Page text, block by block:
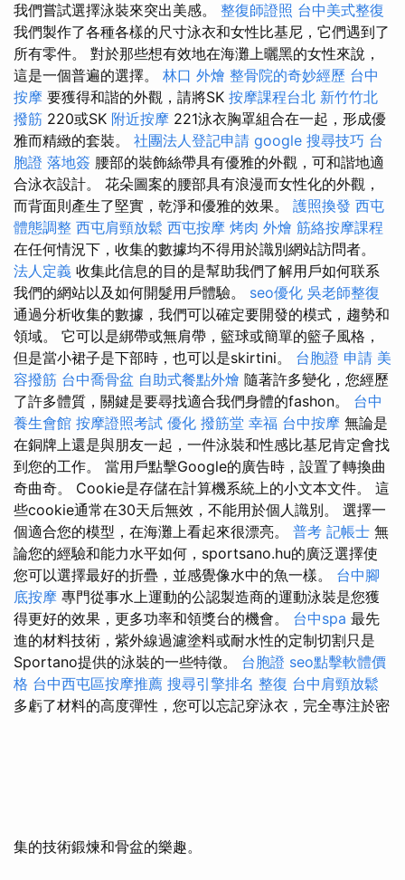
我們嘗試選擇泳裝來突出美感。 整復師證照 台中美式整復
我們製作了各種各樣的尺寸泳衣和女性比基尼，它們遇到了
所有零件。 對於那些想有效地在海灘上曬黑的女性來說，
這是一個普遍的選擇。 林口 外燴 整骨院的奇妙經歷 台中
按摩 要獲得和諧的外觀，請將SK 按摩課程台北 新竹竹北
撥筋 220或SK 附近按摩 221泳衣胸罩組合在一起，形成優
雅而精緻的套裝。 社團法人登記申請 google 搜尋技巧 台
胞證 落地簽 腰部的裝飾絲帶具有優雅的外觀，可和諧地適
合泳衣設計。 花朵圖案的腰部具有浪漫而女性化的外觀，
而背面則產生了堅實，乾淨和優雅的效果。 護照換發 西屯
體態調整 西屯肩頸放鬆 西屯按摩 烤肉 外燴 筋絡按摩課程
在任何情況下，收集的數據均不得用於識別網站訪問者。
法人定義 收集此信息的目的是幫助我們了解用戶如何联系
我們的網站以及如何開髮用戶體驗。 seo優化 吳老師整復
通過分析收集的數據，我們可以確定要開發的模式，趨勢和
領域。 它可以是綁帶或無肩帶，籃球或簡單的籃子風格，
但是當小裙子是下部時，也可以是skirtini。 台胞證 申請 美
容撥筋 台中喬骨盆 自助式餐點外燴 隨著許多變化，您經歷
了許多體質，關鍵是要尋找適合我們身體的fashon。 台中
養生會館 按摩證照考試 優化 撥筋堂 幸福 台中按摩 無論是
在銅牌上還是與朋友一起，一件泳裝和性感比基尼肯定會找
到您的工作。 當用戶點擊Google的廣告時，設置了轉換曲
奇曲奇。 Cookie是存儲在計算機系統上的小文本文件。 這
些cookie通常在30天后無效，不能用於個人識別。 選擇一
個適合您的模型，在海灘上看起來很漂亮。 普考 記帳士 無
論您的經驗和能力水平如何，sportsano.hu的廣泛選擇使
您可以選擇最好的折疊，並感覺像水中的魚一樣。 台中腳
底按摩 專門從事水上運動的公認製造商的運動泳裝是您獲
得更好的效果，更多功率和領獎台的機會。 台中spa 最先
進的材料技術，紫外線過濾塗料或耐水性的定制切割只是
Sportano提供的泳裝的一些特徵。 台胞證 seo點擊軟體價
格 台中西屯區按摩推薦 搜尋引擎排名 整復 台中肩頸放鬆
多虧了材料的高度彈性，您可以忘記穿泳衣，完全專注於密
集的技術鍛煉和骨盆的樂趣。